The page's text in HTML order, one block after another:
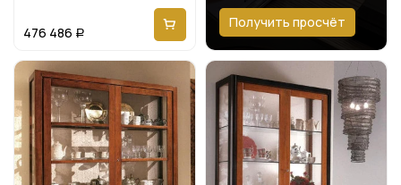
476 486 Р
Получить просчёт